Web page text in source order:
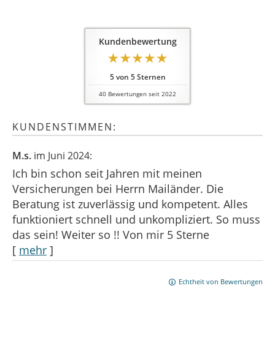
Kundenbewertung
5von 5Sternen
40 Bewertungen seit 2022
KUNDENSTIMMEN:
M.s. im Juni 2024:
Ich bin schon seit Jahren mit meinen
Versicherungen bei Herrn Mailänder. Die
Beratung ist zuverlässig und kompetent. Alles
funktioniert schnell und unkompliziert. So muss
das sein! Weiter so !! Von mir 5 Sterne
[ mehr ]
Echtheit von Bewertungen